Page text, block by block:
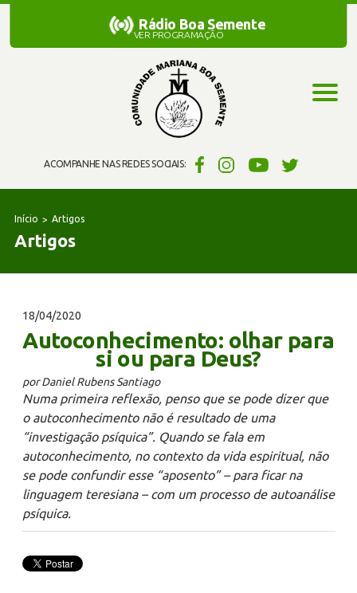
ACOMPANHE NAS REDES SOCIAIS:
Rádio Boa Semente
Rádio Boa Semente
VER PROGRAMAÇÃO
Início Artigos
Artigos
18/04/2020
Autoconhecimento: olhar para
si ou para Deus?
por Daniel Rubens Santiago
Numa primeira reflexão, penso que se pode dizer que
o autoconhecimento não é resultado de uma
“investigação psíquica”. Quando se fala em
autoconhecimento, no contexto da vida espiritual, não
se pode confundir esse “aposento” – para ficar na
linguagem teresiana – com um processo de autoanálise
psíquica.